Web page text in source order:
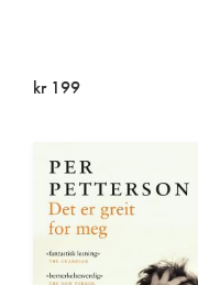
kr 199